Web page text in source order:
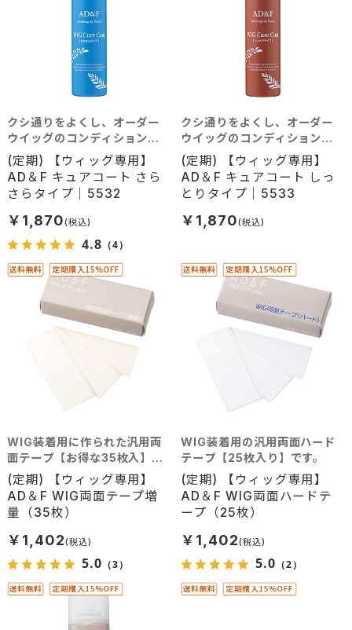
(定期) 【ウィッグ専用】
AD＆F キュアコート さら
さらタイプ｜5532
クシ通りをよくし、オーダー
ウイッグのコンディションを
整えます。（さらさらタイプ）
￥1,870
4.8 （4）
(定期) 【ウィッグ専用】
AD＆F キュアコート しっ
とりタイプ｜5533
クシ通りをよくし、オーダー
ウイッグのコンディションを
整えます。（しっとりタイプ）
￥1,870
(定期) 【ウィッグ専用】
AD＆F WIG両面テープ増
量（35枚）
WIG装着用に作られた汎用両
面テープ【お得な35枚入】で
す。
￥1,402
5.0 （3）
(定期) 【ウィッグ専用】
AD＆F WIG両面ハードテ
ープ（25枚）
WIG装着用の汎用両面ハード
テープ【25枚入り】です。
￥1,402
5.0 （2）